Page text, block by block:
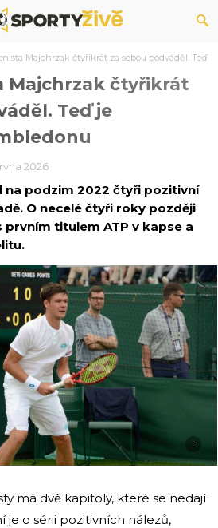
Majchrzak čtyřikrát za sebou podváděl. Teď
Majchrzak čtyřikrát
Teď je
2026
na podzim 2022 čtyři pozitivní
O necelé čtyři roky později
prvním titulem ATP v kapse a
i
má dvě kapitoly, které se nedají
je o sérii pozitivních nálezů,